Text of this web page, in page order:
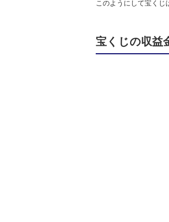
このようにして宝くじ
宝くじの収益